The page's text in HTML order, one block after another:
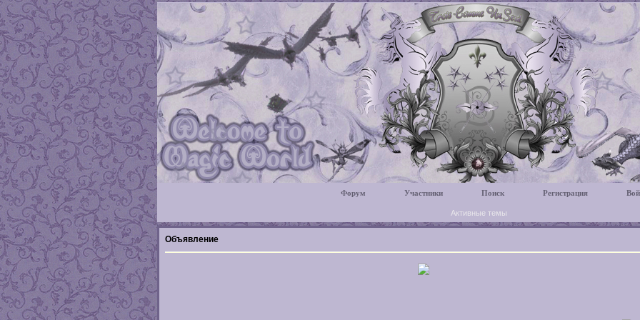
Форум Участники Поиск Регистрация
Активные темы
Объявление